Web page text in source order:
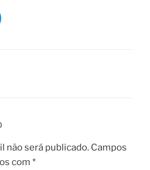
não será publicado. Campos
com *